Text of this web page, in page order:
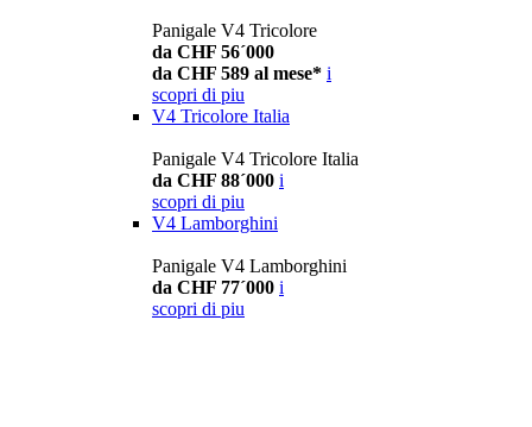
Panigale V4 Tricolore
da CHF 56´000
da CHF 589 al mese* i
scopri di piu
V4 Tricolore Italia
Panigale V4 Tricolore Italia
da CHF 88´000 i
scopri di piu
V4 Lamborghini
Panigale V4 Lamborghini
da CHF 77´000 i
scopri di piu